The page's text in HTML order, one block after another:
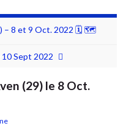
– 8 et 9 Oct. 2022 🗓 🗺
Sept 2022
(29) le 8 Oct.